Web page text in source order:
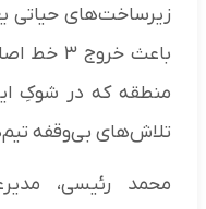
زیرساخت‌های حیاتی
باعث
منطقه که در شوکِ
تلاش‌های بی‌وقفه
محمد رئیسی،